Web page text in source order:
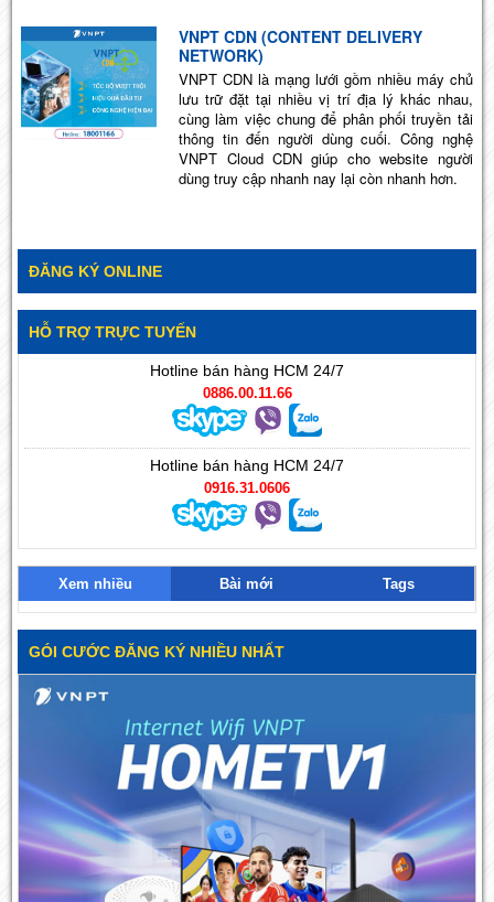
VNPT CDN (CONTENT DELIVERY
NETWORK)
VNPT CDN là mạng lưới gồm nhiều máy chủ
lưu trữ đặt tại nhiều vị trí địa lý khác nhau,
cùng làm việc chung để phân phối truyền tải
thông tin đến người dùng cuối. Công nghệ
VNPT Cloud CDN giúp cho website người
dùng truy cập nhanh nay lại còn nhanh hơn.
ĐĂNG KÝ ONLINE
HỖ TRỢ TRỰC TUYẾN
Hotline bán hàng HCM 24/7
0886.00.11.66
Hotline bán hàng HCM 24/7
0916.31.0606
Xem nhiều Bài mới Tags
GÓI CƯỚC ĐĂNG KÝ NHIỀU NHẤT